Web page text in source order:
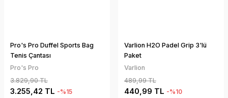
Pro's Pro Duffel Sports Bag
Tenis Çantası
Pro's Pro
3.829,90 TL
3.255,42 TL -%15
Varlion H2O Padel Grip 3'lü
Paket
Varlion
489,99 TL
440,99 TL -%10